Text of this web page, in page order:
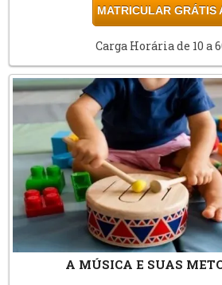
MATRICULAR GRÁTIS
Carga Horária de 10 a
A MÚSICA E SUAS